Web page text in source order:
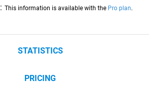
: This information is available with the Pro plan.
STATISTICS
PRICING